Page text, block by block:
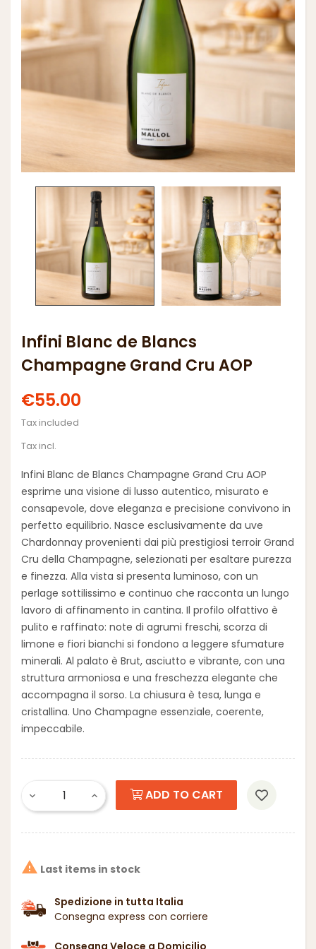
Infini Blanc de Blancs
Champagne Grand Cru AOP
€55.00
Tax included
Tax incl.
Infini Blanc de Blancs Champagne Grand Cru AOP
esprime una visione di lusso autentico, misurato e
consapevole, dove eleganza e precisione convivono in
perfetto equilibrio. Nasce esclusivamente da uve
Chardonnay provenienti dai più prestigiosi terroir Grand
Cru della Champagne, selezionati per esaltare purezza
e finezza. Alla vista si presenta luminoso, con un
perlage sottilissimo e continuo che racconta un lungo
lavoro di affinamento in cantina. Il profilo olfattivo è
pulito e raffinato: note di agrumi freschi, scorza di
limone e fiori bianchi si fondono a leggere sfumature
minerali. Al palato è Brut, asciutto e vibrante, con una
struttura armoniosa e una freschezza elegante che
accompagna il sorso. La chiusura è tesa, lunga e
cristallina. Uno Champagne essenziale, coerente,
impeccabile.
ADD TO CART
 Last items in stock
Spedizione in tutta Italia
Consegna express con corriere
Consegna Veloce a Domicilio